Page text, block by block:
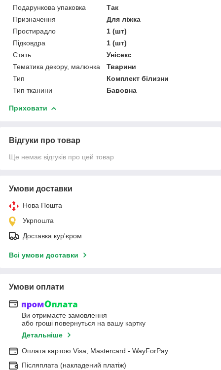
Подарункова упаковка
Так
Призначення
Для ліжка
Простирадло
1 (шт)
Підковдра
1 (шт)
Стать
Унісекс
Тематика декору, малюнка
Тварини
Тип
Комплект білизни
Тип тканини
Бавовна
Приховати
Відгуки про товар
Ще немає відгуків про цей товар
Умови доставки
Нова Пошта
Укрпошта
Доставка кур'єром
Всі умови доставки
Умови оплати
Ви отримаєте замовлення
або гроші повернуться на вашу картку
Детальніше
Оплата картою Visa, Mastercard - WayForPay
Післяплата (накладений платіж)